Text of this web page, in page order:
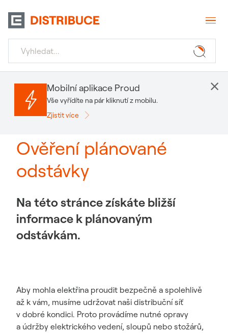
Ověření plánované
odstávky
Na této stránce získáte bližší
informace k plánovaným
odstávkám.
Aby mohla elektřina proudit bezpečně a spolehlivě
až k vám, musíme udržovat naši distribuční síť
v dobré kondici. Proto provádíme nutné opravy
a údržby elektrického vedení, sloupů nebo stožárů,
Mobilní aplikace Proud
Vše vyřídíte na pár kliknutí z mobilu.
Zjistit více
×